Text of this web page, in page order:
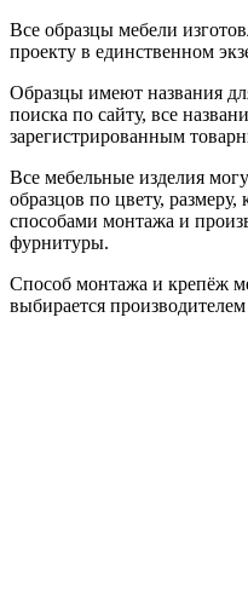
Все образцы мебели
проекту в единственном
Образцы имеют названия
поиска по сайту, все
зарегистрированным
Все мебельные изделия
образцов по цвету,
способами монтажа и
фурнитуры.
Способ монтажа и крепёж
выбирается